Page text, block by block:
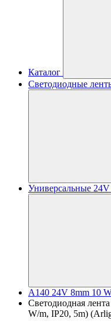
Каталог
Светодиодные
Универсальные
A140 24V 8mm 10
Светодиодная
W/m, IP20, 5m)